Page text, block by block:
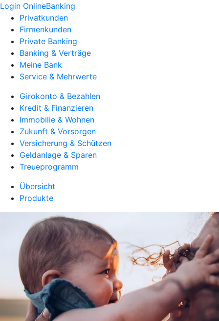
Login OnlineBanking
Privatkunden
Firmenkunden
Private Banking
Banking & Verträge
Meine Bank
Service & Mehrwerte
Girokonto & Bezahlen
Kredit & Finanzieren
Immobilie & Wohnen
Zukunft & Vorsorgen
Versicherung & Schützen
Geldanlage & Sparen
Treueprogramm
Übersicht
Produkte